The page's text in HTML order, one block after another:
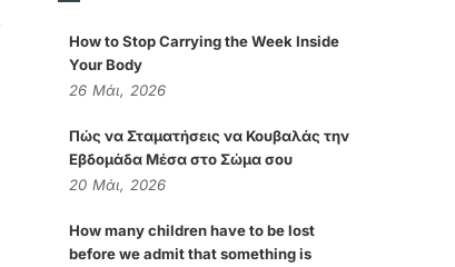
How to Stop Carrying the Week Inside
Your Body
26 Μάι, 2026
Πώς να Σταματήσεις να Κουβαλάς την
Εβδομάδα Μέσα στο Σώμα σου
20 Μάι, 2026
How many children have to be lost
before we admit that something is